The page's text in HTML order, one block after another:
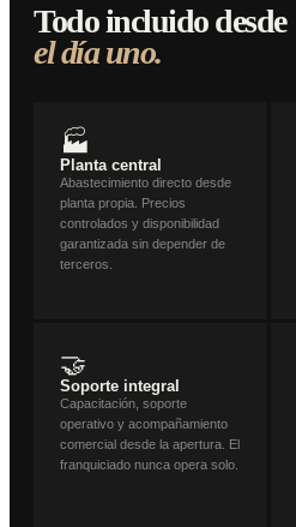
Todo incluido desde
el día uno.
🏭
Planta central
Abastecimiento directo desde
planta propia. Precios
controlados y disponibilidad
garantizada sin depender de
terceros.
🤝
Soporte integral
Capacitación, soporte
operativo y acompañamiento
comercial desde la apertura. El
franquiciado nunca opera solo.